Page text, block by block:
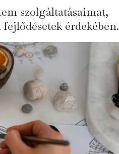
→
szolgáltatásaimat,
érdekében.